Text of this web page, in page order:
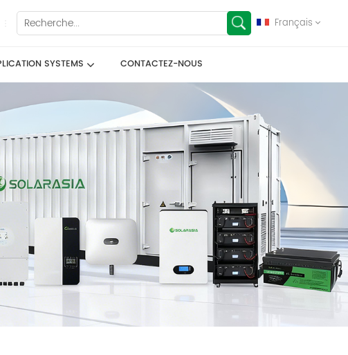
Français
English
français
Deutsch
español
العربية
SYSTEMS CONTACTEZ-NOUS